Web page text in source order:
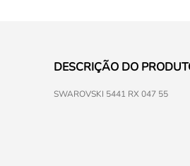
DESCRIÇÃO DO
SWAROVSKI 5441 RX 047 55